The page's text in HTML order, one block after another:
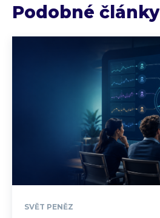
Podobné články
SVĚT PENĚZ